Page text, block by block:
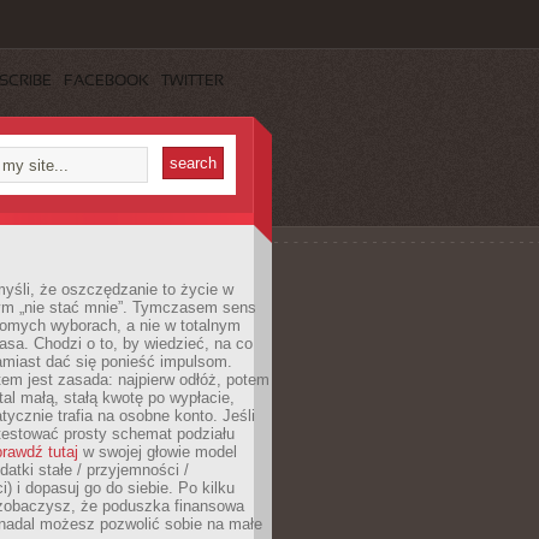
FACEBOOK TWITTER
że oszczędzanie to życie w
„nie stać mnie”. Tymczasem sens
wyborach, a nie w totalnym
Chodzi o to, by wiedzieć, na co
dać się ponieść impulsom.
jest zasada: najpierw odłóż, potem
małą, stałą kwotę po wypłacie,
trafia na osobne konto. Jeśli
prosty schemat podziału
tutaj w swojej głowie model
stałe / przyjemności /
i dopasuj go do siebie. Po kilku
że poduszka finansowa
możesz pozwolić sobie na małe